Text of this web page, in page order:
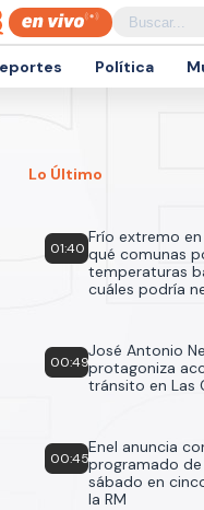
Política
Lo Último
01:40
Frío extremo en
qué comunas
temperaturas
cuáles podría
00:49
José Antonio
protagoniza
tránsito en Las
00:45
Enel anuncia
programado
sábado en
la RM